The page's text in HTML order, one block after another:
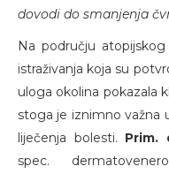
dovodi do smanjenja
Na području
istraživanja koja su
uloga okolina pokazala
stoga je iznimno važna
liječenja bolesti. Prim.
spec.